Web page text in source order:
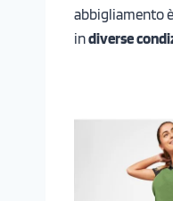
abbigliamento
indiverse